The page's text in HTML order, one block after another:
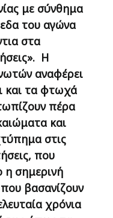
με σύνθημα
του αγώνα
στα
Η
αναφέρει
και τα φτωχά
πέρα
και
στις
που
η σημερινή
βασανίζουν
χρόνια